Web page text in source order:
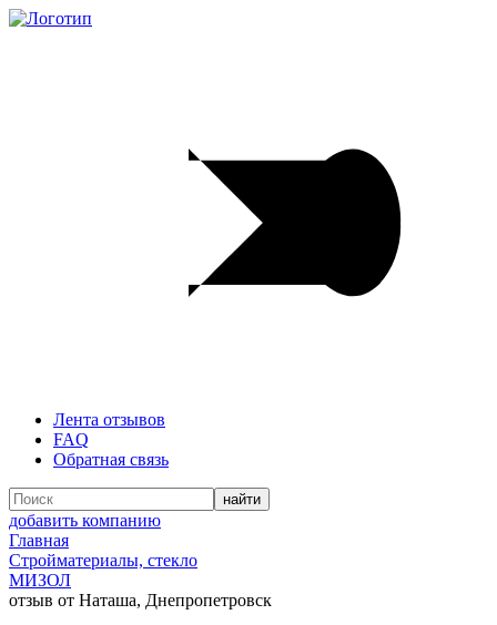
Лента отзывов
FAQ
Обратная связь
добавить компанию
Главная
Стройматериалы, стекло
МИЗОЛ
отзыв от Наташа, Днепропетровск